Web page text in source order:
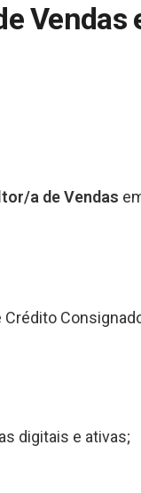
Vendas
a de Vendas
Consignado
digitais e ativas;